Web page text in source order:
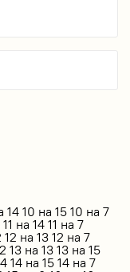
14 10 на 15 10 на 7
11 на 14 11 на 7
12 на 13 12 на 7
13 на 13 13 на 15
14 на 15 14 на 7